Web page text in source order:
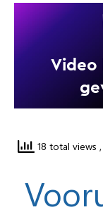
18 total views